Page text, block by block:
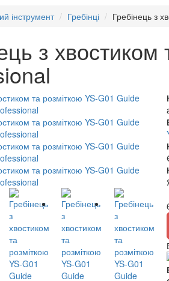
інструмент
Гребінці Гребінець з
з